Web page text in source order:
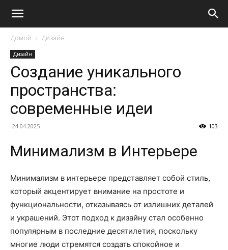
Домой Дизайн
Дизайн
Создание уникального
пространства:
современные идеи
24.04.2025 103
Минимализм в Интерьере
Минимализм в интерьере представляет собой стиль,
который акцентирует внимание на простоте и
функциональности, отказываясь от излишних деталей
и украшений. Этот подход к дизайну стал особенно
популярным в последние десятилетия, поскольку
многие люди стремятся создать спокойное и